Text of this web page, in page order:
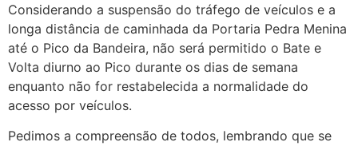
Considerando a suspensão do tráfego de veículos e a
longa distância de caminhada da Portaria Pedra Menina
até o Pico da Bandeira, não será permitido o Bate e
Volta diurno ao Pico durante os dias de semana
enquanto não for restabelecida a normalidade do
acesso por veículos.
Pedimos a compreensão de todos, lembrando que se